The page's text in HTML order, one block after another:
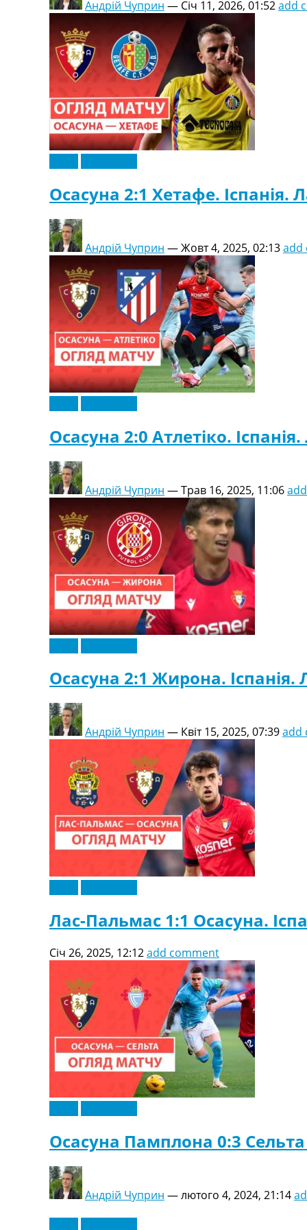
Андрій Чуприн — Січ 11, 2026, 01:52add
Осасуна 2:1 Хетафе. Іспанія.
Андрій Чуприн —Жовт 4, 2025, 02:13add
Осасуна 2:0 Атлетіко.
Андрій Чуприн —Трав 16, 2025, 11:06
Осасуна 2:1 Жирона. Іспанія.
Андрій Чуприн — Квіт 15, 2025, 07:39add
Лас-Пальмас 1:1 Осасуна.
Січ 26, 2025, 12:12add comment
Осасуна Памплона 0:3 Сельта
Андрій Чуприн —лютого 4, 2024, 21:14